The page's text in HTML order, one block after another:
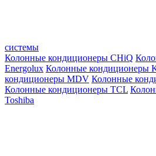
системы
Колонные кондиционеры CHiQ
Energolux Колонные кондиционеры
кондиционеры MDV Колонные
Колонные кондиционеры TCL
Toshiba